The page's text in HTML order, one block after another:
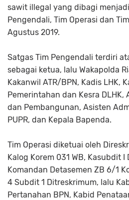
sawit illegal yang dibagi
Pengendali, Tim Operasi dan
Agustus 2019.
Satgas Tim Pengendali terdiri
sebagai ketua, lalu Wakapolda
Kakanwil ATR/BPN, Kadis LHK,
Pemerintahan dan Kesra DLHK,
dan Pembangunan, Asisten
PUPR, dan Kepala Bapenda.
Tim Operasi diketuai oleh
Kalog Korem 031 WB, Kasubdit I
Komandan Detasemen ZB 6/1
4 Subdit 1 Ditreskrimum, lalu
Pertanahan BPN, Kabid